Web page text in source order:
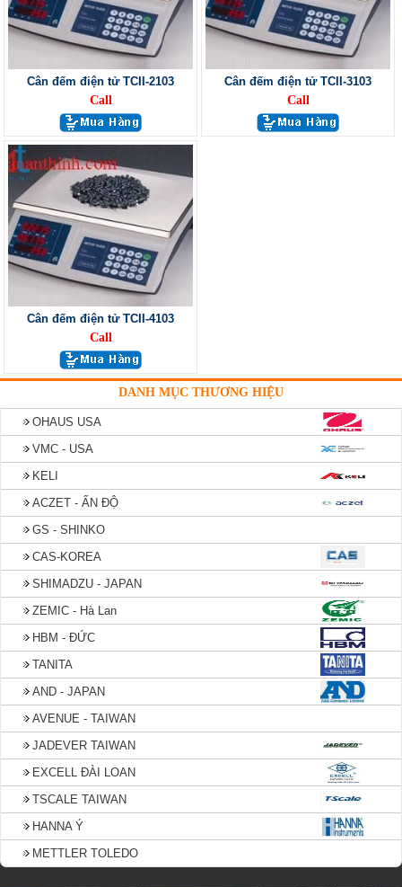
Cân đếm điện tử TCII-2103
Call
Cân đếm điện tử TCII-3103
Call
Cân đếm điện tử TCII-4103
Call
DANH MỤC THƯƠNG HIỆU
OHAUS USA
VMC - USA
KELI
ACZET - ẤN ĐỘ
GS - SHINKO
CAS-KOREA
SHIMADZU - JAPAN
ZEMIC - Hà Lan
HBM - ĐỨC
TANITA
AND - JAPAN
AVENUE - TAIWAN
JADEVER TAIWAN
EXCELL ĐÀI LOAN
TSCALE TAIWAN
HANNA Ý
METTLER TOLEDO